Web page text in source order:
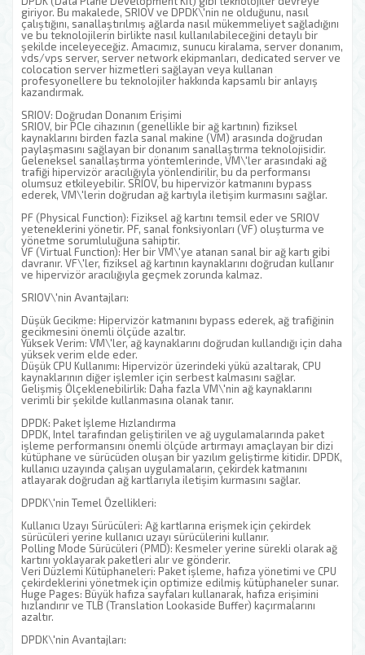
giriyor. Bu makalede, SRIOV ve DPDK\'nin ne olduğunu, nasıl
çalıştığını, sanallaştırılmış ağlarda nasıl mükemmeliyet sağladığını
ve bu teknolojilerin birlikte nasıl kullanılabileceğini detaylı bir
şekilde inceleyeceğiz. Amacımız, sunucu kiralama, server donanım,
vds/vps server, server network ekipmanları, dedicated server ve
colocation server hizmetleri sağlayan veya kullanan
profesyonellere bu teknolojiler hakkında kapsamlı bir anlayış
kazandırmak.
SRIOV: Doğrudan Donanım Erişimi
SRIOV, bir PCIe cihazının (genellikle bir ağ kartının) fiziksel
kaynaklarını birden fazla sanal makine (VM) arasında doğrudan
paylaşmasını sağlayan bir donanım sanallaştırma teknolojisidir.
Geleneksel sanallaştırma yöntemlerinde, VM\'ler arasındaki ağ
trafiği hipervizör aracılığıyla yönlendirilir, bu da performansı
olumsuz etkileyebilir. SRIOV, bu hipervizör katmanını bypass
ederek, VM\'lerin doğrudan ağ kartıyla iletişim kurmasını sağlar.
PF (Physical Function): Fiziksel ağ kartını temsil eder ve SRIOV
yeteneklerini yönetir. PF, sanal fonksiyonları (VF) oluşturma ve
yönetme sorumluluğuna sahiptir.
VF (Virtual Function): Her bir VM\'ye atanan sanal bir ağ kartı gibi
davranır. VF\'ler, fiziksel ağ kartının kaynaklarını doğrudan kullanır
ve hipervizör aracılığıyla geçmek zorunda kalmaz.
SRIOV\'nin Avantajları:
Düşük Gecikme: Hipervizör katmanını bypass ederek, ağ trafiğinin
gecikmesini önemli ölçüde azaltır.
Yüksek Verim: VM\'ler, ağ kaynaklarını doğrudan kullandığı için daha
yüksek verim elde eder.
Düşük CPU Kullanımı: Hipervizör üzerindeki yükü azaltarak, CPU
kaynaklarının diğer işlemler için serbest kalmasını sağlar.
Gelişmiş Ölçeklenebilirlik: Daha fazla VM\'nin ağ kaynaklarını
verimli bir şekilde kullanmasına olanak tanır.
DPDK: Paket İşleme Hızlandırma
DPDK, Intel tarafından geliştirilen ve ağ uygulamalarında paket
işleme performansını önemli ölçüde artırmayı amaçlayan bir dizi
kütüphane ve sürücüden oluşan bir yazılım geliştirme kitidir. DPDK,
kullanıcı uzayında çalışan uygulamaların, çekirdek katmanını
atlayarak doğrudan ağ kartlarıyla iletişim kurmasını sağlar.
DPDK\'nin Temel Özellikleri:
Kullanıcı Uzayı Sürücüleri: Ağ kartlarına erişmek için çekirdek
sürücüleri yerine kullanıcı uzayı sürücülerini kullanır.
Polling Mode Sürücüleri (PMD): Kesmeler yerine sürekli olarak ağ
kartını yoklayarak paketleri alır ve gönderir.
Veri Düzlemi Kütüphaneleri: Paket işleme, hafıza yönetimi ve CPU
çekirdeklerini yönetmek için optimize edilmiş kütüphaneler sunar.
Huge Pages: Büyük hafıza sayfaları kullanarak, hafıza erişimini
hızlandırır ve TLB (Translation Lookaside Buffer) kaçırmalarını
azaltır.
DPDK\'nin Avantajları: